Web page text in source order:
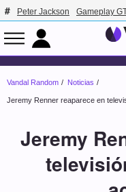
Peter Jackson Gameplay
Vandal Random Noticias
Jeremy Renner reaparece en
Jeremy